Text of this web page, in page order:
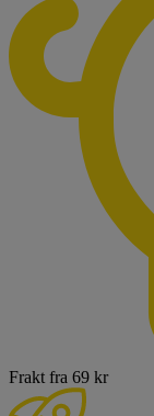
Frakt fra 69 kr